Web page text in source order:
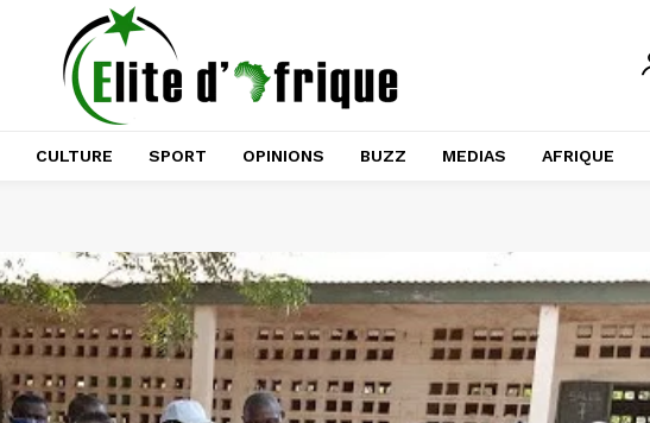
CULTURE SPORT OPINIONS BUZZ MEDIAS AFRIQUE